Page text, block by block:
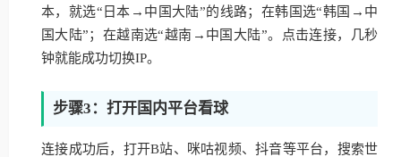
本，就选“日本→中国大陆”的线路；在韩国选“韩国→中
国大陆”；在越南选“越南→中国大陆”。点击连接，几秒
钟就能成功切换IP。
步骤3：打开国内平台看球
连接成功后，打开B站、咪咕视频、抖音等平台，搜索世